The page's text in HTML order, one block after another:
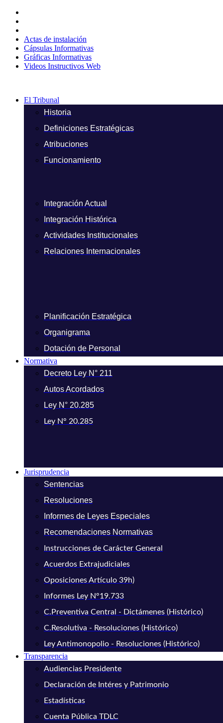
contenido
Actas de instalación
Cápsulas Informativas
Gráficas Informativas
Videos Instructivos Web
El Tribunal
Historia
Definiciones Estratégicas
Atribuciones
Funcionamiento
Integración Actual
Integración Histórica
Actividades Institucionales
Relaciones Internacionales
Planificación Estratégica
Organigrama
Dotación de Personal
Normativa
Decreto Ley N° 211
Autos Acordados
Ley N° 20.285
Ley N° 20.285
Jurisprudencia
Sentencias
Resoluciones
Informes de Leyes Especiales
Recomendaciones Normativas
Instrucciones de Carácter General
Acuerdos Extrajudiciales
Oposiciones Artículo 39h)
Informes Ley N°19.733
C.Preventiva Central - Dictámenes (Histórico)
C.Resolutiva - Resoluciones (Histórico)
Ley Antimonopolio - Resoluciones (Histórico)
Transparencia
Audiencias Presidente
Declaración de Intéres y Patrimonio
Estadísticas
Cuenta Pública TDLC